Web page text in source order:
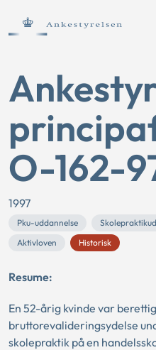
O-162-
1997
Pku-uddannelse
Aktivloven
Historisk
Resume:
En 52-årig kvinde var
bruttorevalideringsydelse
skolepraktik på en